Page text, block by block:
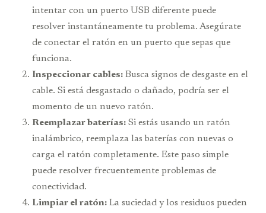
intentar con un puerto USB diferente puede
resolver instantáneamente tu problema. Asegúrate
de conectar el ratón en un puerto que sepas que
funciona.
Inspeccionar cables: Busca signos de desgaste en el
cable. Si está desgastado o dañado, podría ser el
momento de un nuevo ratón.
Reemplazar baterías: Si estás usando un ratón
inalámbrico, reemplaza las baterías con nuevas o
carga el ratón completamente. Este paso simple
puede resolver frecuentemente problemas de
conectividad.
Limpiar el ratón: La suciedad y los residuos pueden